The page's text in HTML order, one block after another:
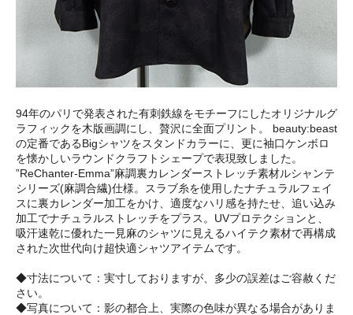
94年のパリで発表された有刺鉄線をモチーフにしたオリジナルグ
ラフィックを木版画調にし、贅沢に全面プリント。 beauty:beast
の定番であるBigシャツをスタンドカラーに、更に袖口ケンボロ
を懐かしいラウンドクラフトシェープで表現致しました。
”ReChanter-Emma”麻調裏カレンダーストレッチ素材ルシャンテ
シリーズ(麻調合繊)仕様。スラブ糸を使用したナチュラルフェイ
スに裏カレンダー加工をかけ、適度なハリ感を持たせ、追い込み
加工でナチュラルストレッチをプラス。UVプロテクションと、
吸汗速乾に優れた一見麻のシャツに見えるハイテク素材で再構成
された次世代向け超快適シャツアイテムです。
◆寸法について：実寸しておりますが、多少の誤差はご容赦くだ
さい。
◆写真について：影の都合上、実際の色味が異なる場合がありま